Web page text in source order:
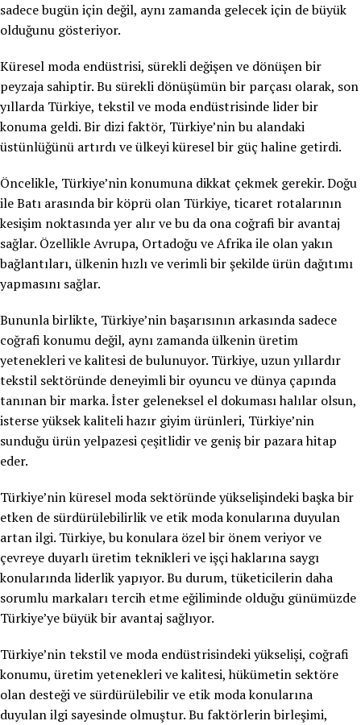
sadece bugün için değil, aynı zamanda gelecek için de büyük
olduğunu gösteriyor.
Küresel moda endüstrisi, sürekli değişen ve dönüşen bir
peyzaja sahiptir. Bu sürekli dönüşümün bir parçası olarak, son
yıllarda Türkiye, tekstil ve moda endüstrisinde lider bir
konuma geldi. Bir dizi faktör, Türkiye’nin bu alandaki
üstünlüğünü artırdı ve ülkeyi küresel bir güç haline getirdi.
Öncelikle, Türkiye’nin konumuna dikkat çekmek gerekir. Doğu
ile Batı arasında bir köprü olan Türkiye, ticaret rotalarının
kesişim noktasında yer alır ve bu da ona coğrafi bir avantaj
sağlar. Özellikle Avrupa, Ortadoğu ve Afrika ile olan yakın
bağlantıları, ülkenin hızlı ve verimli bir şekilde ürün dağıtımı
yapmasını sağlar.
Bununla birlikte, Türkiye’nin başarısının arkasında sadece
coğrafi konumu değil, aynı zamanda ülkenin üretim
yetenekleri ve kalitesi de bulunuyor. Türkiye, uzun yıllardır
tekstil sektöründe deneyimli bir oyuncu ve dünya çapında
tanınan bir marka. İster geleneksel el dokuması halılar olsun,
isterse yüksek kaliteli hazır giyim ürünleri, Türkiye’nin
sunduğu ürün yelpazesi çeşitlidir ve geniş bir pazara hitap
eder.
Türkiye’nin küresel moda sektöründe yükselişindeki başka bir
etken de sürdürülebilirlik ve etik moda konularına duyulan
artan ilgi. Türkiye, bu konulara özel bir önem veriyor ve
çevreye duyarlı üretim teknikleri ve işçi haklarına saygı
konularında liderlik yapıyor. Bu durum, tüketicilerin daha
sorumlu markaları tercih etme eğiliminde olduğu günümüzde
Türkiye’ye büyük bir avantaj sağlıyor.
Türkiye’nin tekstil ve moda endüstrisindeki yükselişi, coğrafi
konumu, üretim yetenekleri ve kalitesi, hükümetin sektöre
olan desteği ve sürdürülebilir ve etik moda konularına
duyulan ilgi sayesinde olmuştur. Bu faktörlerin birleşimi,